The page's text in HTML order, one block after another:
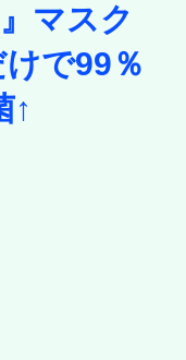
マスク
で99％
↑